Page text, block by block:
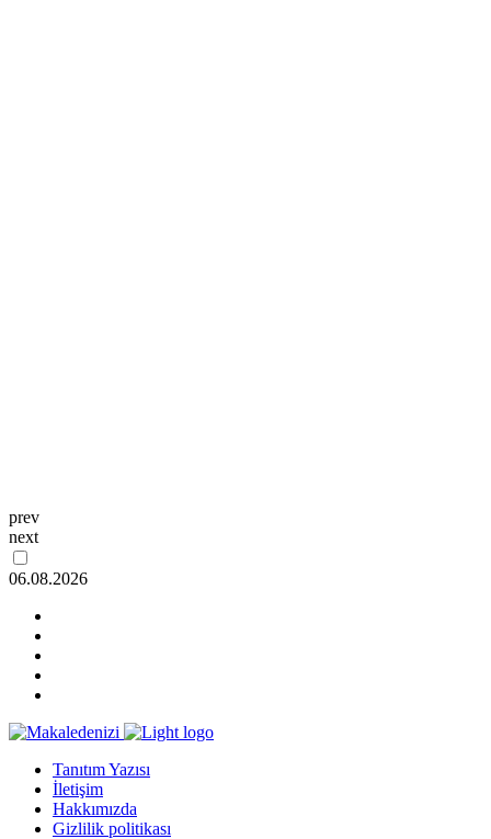
prev
next
06.08.2026
Tanıtım Yazısı
İletişim
Hakkımızda
Gizlilik politikası